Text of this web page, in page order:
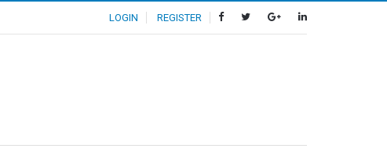
LOGIN REGISTER